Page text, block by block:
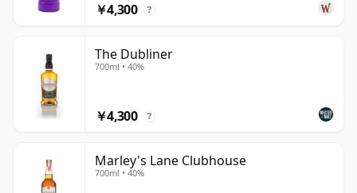
￥4,300 ?
The Dubliner
700ml • 40%
￥4,300 ?
Marley's Lane Clubhouse
700ml • 40%